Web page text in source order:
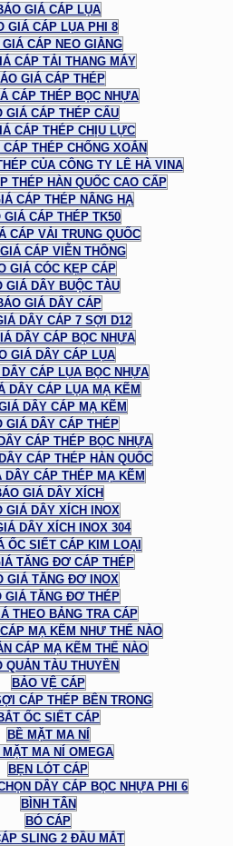
GIÁ CÁP LỤA
GIÁ CÁP LỤA PHI 8
CÁP NEO GIẰNG
CÁP TẢI THANG MÁY
GIÁ CÁP THÉP
CÁP THÉP BỌC NHỰA
GIÁ CÁP THÉP CẨU
CÁP THÉP CHỊU LỰC
THÉP CHỐNG XOẮN
CỦA CÔNG TY LÊ HÀ VINA
THÉP HÀN QUỐC CAO CẤP
CÁP THÉP NÂNG HẠ
GIÁ CÁP THÉP TK50
CÁP VẢI TRUNG QUỐC
CÁP VIỄN THÔNG
GIÁ CÓC KẸP CÁP
GIÁ DÂY BUỘC TÀU
GIÁ DÂY CÁP
DÂY CÁP 7 SỢI D12
DÂY CÁP BỌC NHỰA
GIÁ DÂY CÁP LỤA
CÁP LỤA BỌC NHỰA
DÂY CÁP LỤA MẠ KẼM
DÂY CÁP MẠ KẼM
GIÁ DÂY CÁP THÉP
CÁP THÉP BỌC NHỰA
CÁP THÉP HÀN QUỐC
DÂY CÁP THÉP MẠ KẼM
GIÁ DÂY XÍCH
GIÁ DÂY XÍCH INOX
DÂY XÍCH INOX 304
ỐC SIẾT CÁP KIM LOẠI
TĂNG ĐƠ CÁP THÉP
GIÁ TĂNG ĐƠ INOX
GIÁ TĂNG ĐƠ THÉP
THEO BẢNG TRA CÁP
MẠ KẼM NHƯ THẾ NÀO
CÁP MẠ KẼM THẾ NÀO
QUẢN TÀU THUYỀN
BẢO VỆ CÁP
CÁP THÉP BÊN TRONG
ỐC SIẾT CÁP
BỀ MẶT MA NÍ
MA NÍ OMEGA
BẸN LÓT CÁP
DÂY CÁP BỌC NHỰA PHI 6
BÌNH TÂN
BÓ CÁP
SLING 2 ĐẦU MẮT